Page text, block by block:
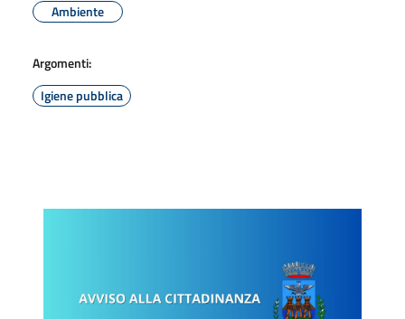
Ambiente
Argomenti:
Igiene pubblica